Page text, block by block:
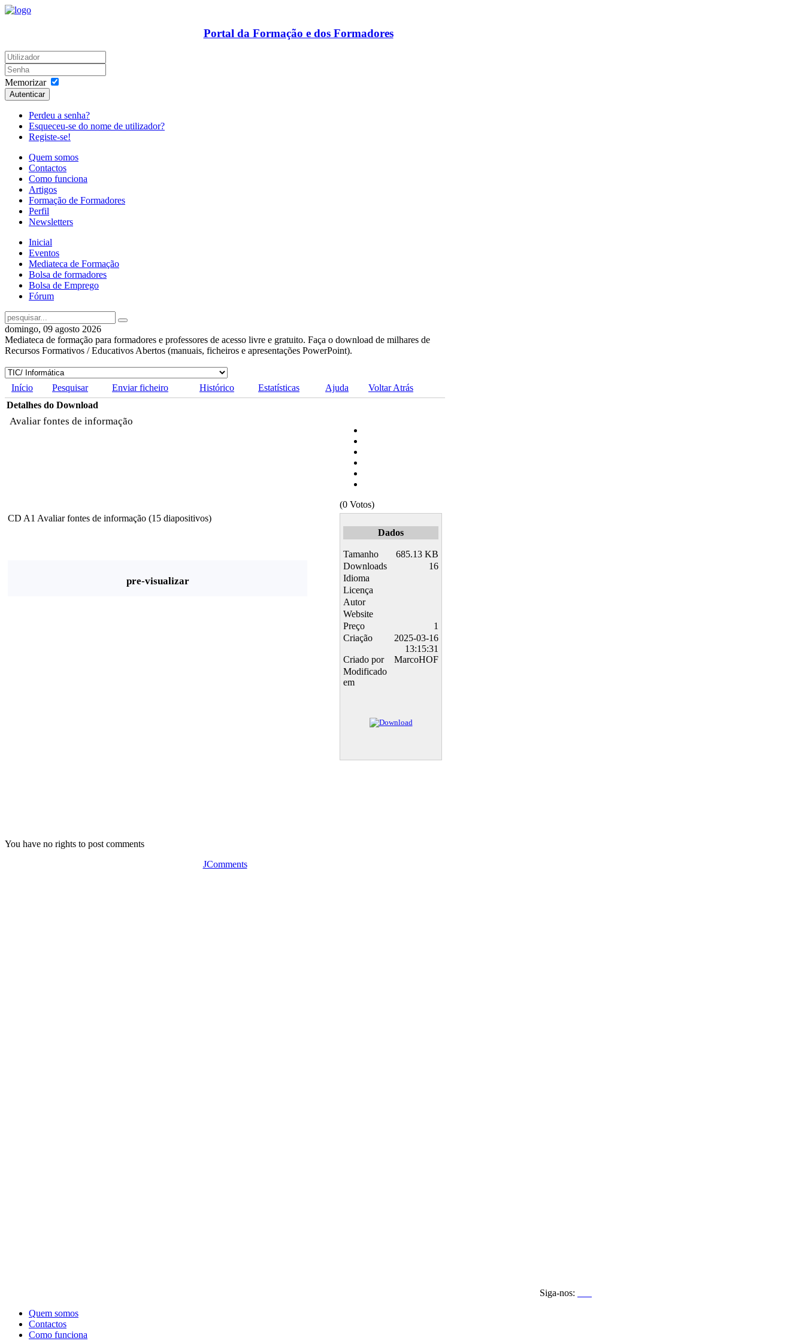
Portal da Formação e dos Formadores
Memorizar
Autenticar
Perdeu a senha?
Esqueceu-se do nome de utilizador?
Registe-se!
Quem somos
Contactos
Como funciona
Artigos
Formação de Formadores
Perfil
Newsletters
Inicial
Eventos
Mediateca de Formação
Bolsa de formadores
Bolsa de Emprego
Fórum
domingo, 09 agosto 2026
Mediateca de formação para formadores e professores de acesso livre e gratuito. Faça o download de milhares de
Recursos Formativos / Educativos Abertos (manuais, ficheiros e apresentações PowerPoint).
Início Pesquisar Enviar ficheiro Histórico Estatísticas Ajuda
Voltar Atrás
Detalhes do Download
Avaliar fontes de informação
(0 Votos)
CD A1 Avaliar fontes de informação (15 diapositivos)
pre-visualizar
Dados
Tamanho
685.13 KB
Downloads
16
Idioma
Licença
Autor
Website
Preço
1
Criação
2025-03-16
13:15:31
Criado por
MarcoHOF
Modificado
em
You have no rights to post comments
JComments
Siga-nos:
Quem somos
Contactos
Como funciona